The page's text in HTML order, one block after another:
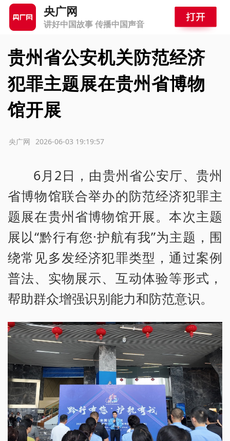
央广网
讲好中国故事 传播中国声音
贵州省公安机关防范经济
犯罪主题展在贵州省博物
馆开展
2026-06-03 19:19:57
央广网
6月2日，由贵州省公安厅、贵州
省博物馆联合举办的防范经济犯罪主
题展在贵州省博物馆开展。本次主题
展以“黔行有您·护航有我”为主题，围
绕常见多发经济犯罪类型，通过案例
普法、实物展示、互动体验等形式，
帮助群众增强识别能力和防范意识。